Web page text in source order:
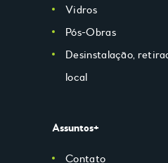
Vidros
Pós-Obras
Desinstalação,
local
Assuntos+
Contato